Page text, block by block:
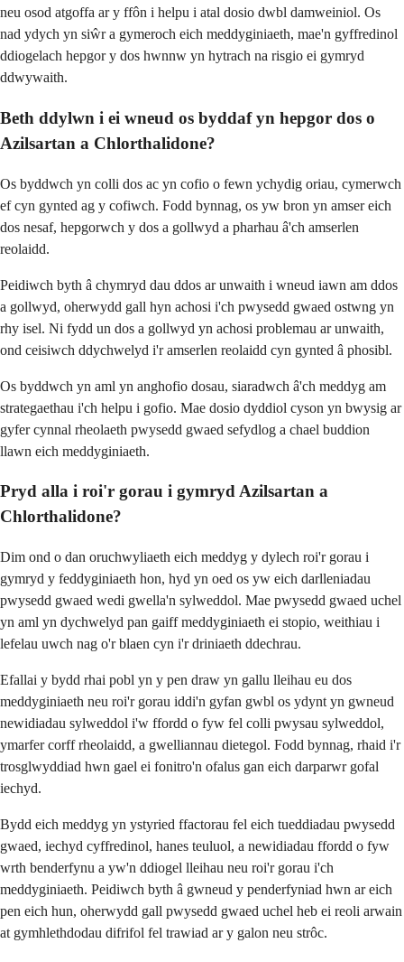
neu osod atgoffa ar y ffôn i helpu i atal dosio dwbl damweiniol. Os
nad ydych yn siŵr a gymeroch eich meddyginiaeth, mae'n gyffredinol
ddiogelach hepgor y dos hwnnw yn hytrach na risgio ei gymryd
ddwywaith.
Beth ddylwn i ei wneud os byddaf yn hepgor dos o
Azilsartan a Chlorthalidone?
Os byddwch yn colli dos ac yn cofio o fewn ychydig oriau, cymerwch
ef cyn gynted ag y cofiwch. Fodd bynnag, os yw bron yn amser eich
dos nesaf, hepgorwch y dos a gollwyd a pharhau â'ch amserlen
reolaidd.
Peidiwch byth â chymryd dau ddos ar unwaith i wneud iawn am ddos
a gollwyd, oherwydd gall hyn achosi i'ch pwysedd gwaed ostwng yn
rhy isel. Ni fydd un dos a gollwyd yn achosi problemau ar unwaith,
ond ceisiwch ddychwelyd i'r amserlen reolaidd cyn gynted â phosibl.
Os byddwch yn aml yn anghofio dosau, siaradwch â'ch meddyg am
strategaethau i'ch helpu i gofio. Mae dosio dyddiol cyson yn bwysig ar
gyfer cynnal rheolaeth pwysedd gwaed sefydlog a chael buddion
llawn eich meddyginiaeth.
Pryd alla i roi'r gorau i gymryd Azilsartan a
Chlorthalidone?
Dim ond o dan oruchwyliaeth eich meddyg y dylech roi'r gorau i
gymryd y feddyginiaeth hon, hyd yn oed os yw eich darlleniadau
pwysedd gwaed wedi gwella'n sylweddol. Mae pwysedd gwaed uchel
yn aml yn dychwelyd pan gaiff meddyginiaeth ei stopio, weithiau i
lefelau uwch nag o'r blaen cyn i'r driniaeth ddechrau.
Efallai y bydd rhai pobl yn y pen draw yn gallu lleihau eu dos
meddyginiaeth neu roi'r gorau iddi'n gyfan gwbl os ydynt yn gwneud
newidiadau sylweddol i'w ffordd o fyw fel colli pwysau sylweddol,
ymarfer corff rheolaidd, a gwelliannau dietegol. Fodd bynnag, rhaid i'r
trosglwyddiad hwn gael ei fonitro'n ofalus gan eich darparwr gofal
iechyd.
Bydd eich meddyg yn ystyried ffactorau fel eich tueddiadau pwysedd
gwaed, iechyd cyffredinol, hanes teuluol, a newidiadau ffordd o fyw
wrth benderfynu a yw'n ddiogel lleihau neu roi'r gorau i'ch
meddyginiaeth. Peidiwch byth â gwneud y penderfyniad hwn ar eich
pen eich hun, oherwydd gall pwysedd gwaed uchel heb ei reoli arwain
at gymhlethdodau difrifol fel trawiad ar y galon neu strôc.